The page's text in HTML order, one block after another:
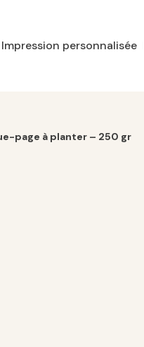
Impression personnalisée
page à planter – 250 gr